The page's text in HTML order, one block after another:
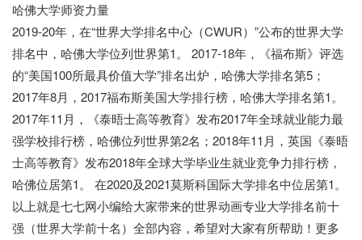
哈佛大学师资力量
2019-20年，在“世界大学排名中心（CWUR）”公布的世界大学
排名中，哈佛大学位列世界第1。 2017-18年，《福布斯》评选
的“美国100所最具价值大学”排名出炉，哈佛大学排名第5；
2017年8月，2017福布斯美国大学排行榜，哈佛大学排名第1。
2017年11月，《泰晤士高等教育》发布2017年全球就业能力最
强学校排行榜，哈佛位列世界第2名；2018年11月，英国《泰晤
士高等教育》发布2018年全球大学毕业生就业竞争力排行榜，
哈佛位居第1。 在2020及2021莫斯科国际大学排名中位居第1。
以上就是七七网小编给大家带来的世界动画专业大学排名前十
强（世界大学前十名）全部内容，希望对大家有所帮助！更多